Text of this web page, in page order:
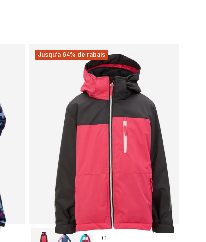
Jusqu’à 64% de rabais
+1